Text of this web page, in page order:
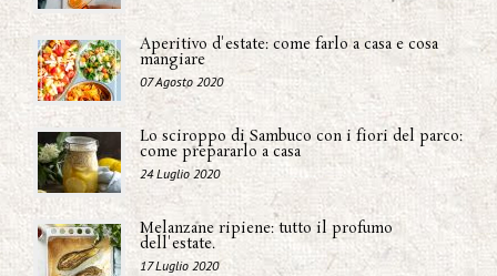
Aperitivo d'estate: come farlo a casa e cosa
mangiare
07 Agosto 2020
Lo sciroppo di Sambuco con i fiori del parco:
come prepararlo a casa
24 Luglio 2020
Melanzane ripiene: tutto il profumo
dell'estate.
17 Luglio 2020